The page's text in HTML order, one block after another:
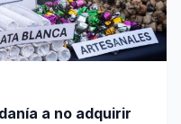
a no adquirir